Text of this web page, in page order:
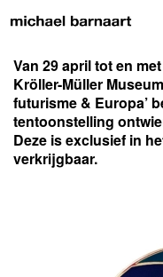
Van 29 april tot en
Kröller-Müller
futurisme & Europa’
tentoonstelling
Deze is exclusief in
verkrijgbaar.